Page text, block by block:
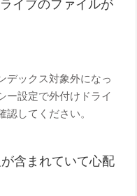
イブのファイルが
デックス対象外になっ
ー設定で外付けドライ
してください。
含まれていて心配